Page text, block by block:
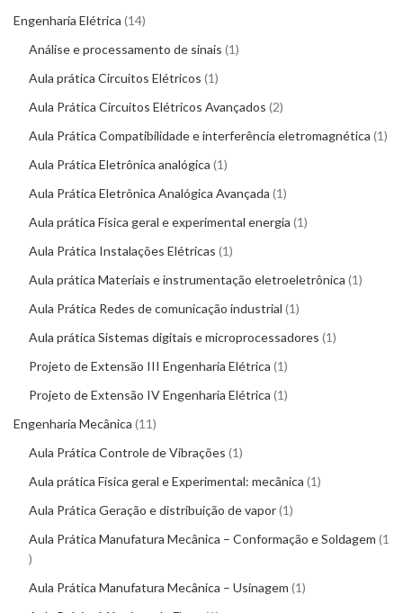
Engenharia Elétrica 14
Análise e processamento de sinais 1
Aula prática Circuitos Elétricos 1
Aula Prática Circuitos Elétricos Avançados 2
Aula Prática Compatibilidade e interferência eletromagnética 1
Aula Prática Eletrônica analógica 1
Aula Prática Eletrônica Analógica Avançada 1
Aula prática Física geral e experimental energia 1
Aula Prática Instalações Elétricas 1
Aula prática Materiais e instrumentação eletroeletrônica 1
Aula Prática Redes de comunicação industrial 1
Aula prática Sistemas digitais e microprocessadores 1
Projeto de Extensão III Engenharia Elétrica 1
Projeto de Extensão IV Engenharia Elétrica 1
Engenharia Mecânica 11
Aula Prática Controle de Vibrações 1
Aula prática Física geral e Experimental: mecânica 1
Aula Prática Geração e distribuição de vapor 1
Aula Prática Manufatura Mecânica – Conformação e Soldagem 1
Aula Prática Manufatura Mecânica – Usinagem 1